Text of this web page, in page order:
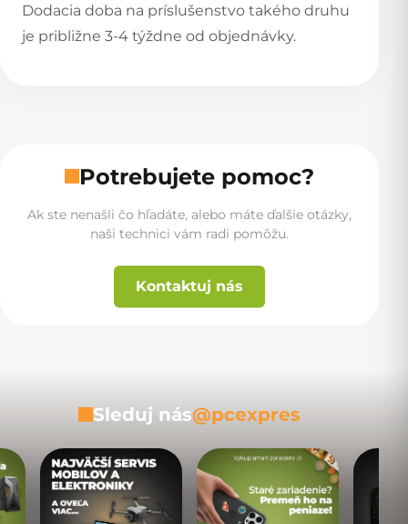
Dodacia doba na príslušenstvo takého druhu
je približne 3-4 týždne od objednávky.
Potrebujete pomoc?
Ak ste nenašli čo hľadáte, alebo máte ďalšie otázky,
naši technici vám radi pomôžu.
Kontaktuj nás
Sleduj nás@pcexpres